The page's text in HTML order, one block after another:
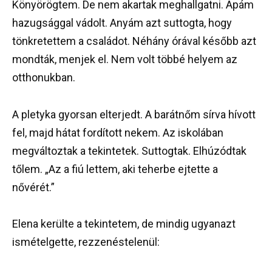
Könyörögtem. De nem akartak meghallgatni. Apám
hazugsággal vádolt. Anyám azt suttogta, hogy
tönkretettem a családot. Néhány órával később azt
mondták, menjek el. Nem volt többé helyem az
otthonukban.
A pletyka gyorsan elterjedt. A barátnőm sírva hívott
fel, majd hátat fordított nekem. Az iskolában
megváltoztak a tekintetek. Suttogtak. Elhúzódtak
tőlem. „Az a fiú lettem, aki teherbe ejtette a
nővérét.”
Elena kerülte a tekintetem, de mindig ugyanazt
ismételgette, rezzenéstelenül: